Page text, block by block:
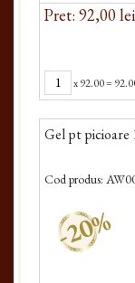
Pret: 92,00 lei
x92.00=
Gel pt picioare
Cod produs:
-20%